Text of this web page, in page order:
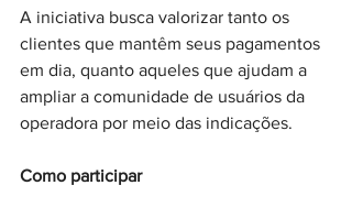
A iniciativa busca valorizar tanto os
clientes que mantêm seus pagamentos
em dia, quanto aqueles que ajudam a
ampliar a comunidade de usuários da
operadora por meio das indicações.
Como participar